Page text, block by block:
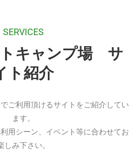
SERVICES
キャンプ場 サ
ト紹介
ご利用頂けるサイトをご紹介してい
ます。
用シーン、イベント等に合わせてお
しみ下さい。